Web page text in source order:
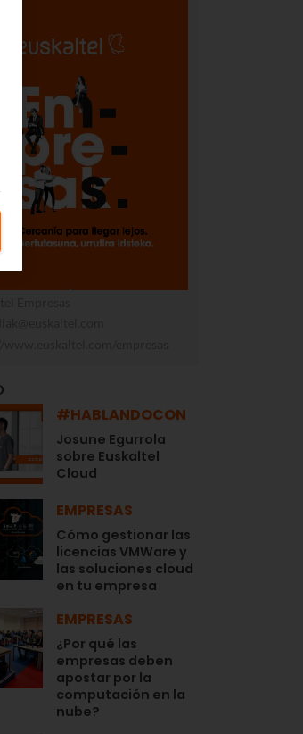
#HABLANDOCON
Josune Egurrola
sobre Euskaltel
Cloud
EMPRESAS
Cómo gestionar las
licencias VMWare y
las soluciones cloud
en tu empresa
EMPRESAS
¿Por qué las
empresas deben
apostar por la
computación en la
nube?